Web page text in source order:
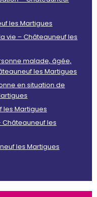
les Martigues
vie – Châteauneuf les
malade, âgée,
les Martigues
en situation de
les Martigues
Châteauneuf les
les Martigues